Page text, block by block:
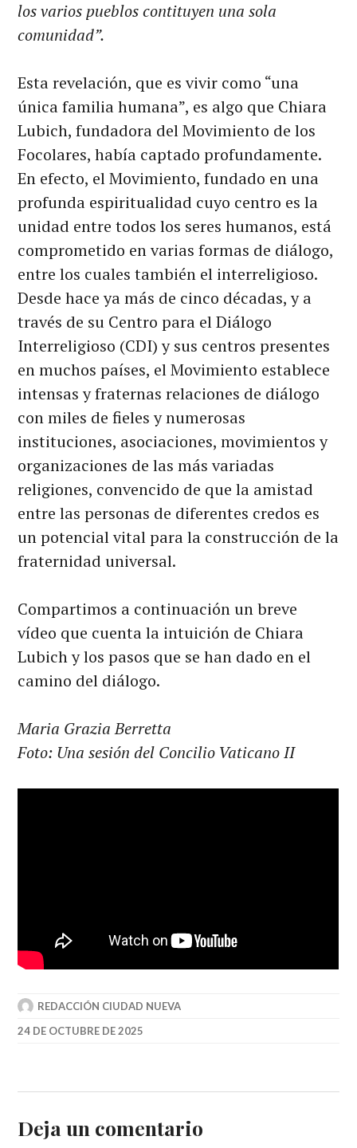
los varios pueblos contituyen una sola
comunidad”.
Esta revelación, que es vivir como “una
única familia humana”, es algo que Chiara
Lubich, fundadora del Movimiento de los
Focolares, había captado profundamente.
En efecto, el Movimiento, fundado en una
profunda espiritualidad cuyo centro es la
unidad entre todos los seres humanos, está
comprometido en varias formas de diálogo,
entre los cuales también el interreligioso.
Desde hace ya más de cinco décadas, y a
través de su Centro para el Diálogo
Interreligioso (CDI) y sus centros presentes
en muchos países, el Movimiento establece
intensas y fraternas relaciones de diálogo
con miles de fieles y numerosas
instituciones, asociaciones, movimientos y
organizaciones de las más variadas
religiones, convencido de que la amistad
entre las personas de diferentes credos es
un potencial vital para la construcción de la
fraternidad universal.
Compartimos a continuación un breve
vídeo que cuenta la intuición de Chiara
Lubich y los pasos que se han dado en el
camino del diálogo.
Maria Grazia Berretta
Foto: Una sesión del Concilio Vaticano II
REDACCIÓN CIUDAD NUEVA
24 DE OCTUBRE DE 2025
Deja un comentario